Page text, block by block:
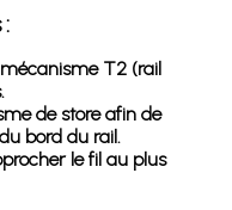
T2 (rail
de store afin de
bord du rail.
le fil au plus